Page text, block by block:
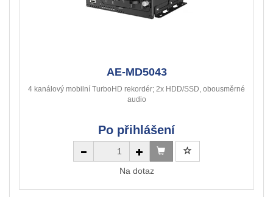
AE-MD5043
4 kanálový mobilní TurboHD rekordér; 2x HDD/SSD, obousměrné
audio
Po přihlášení
Na dotaz